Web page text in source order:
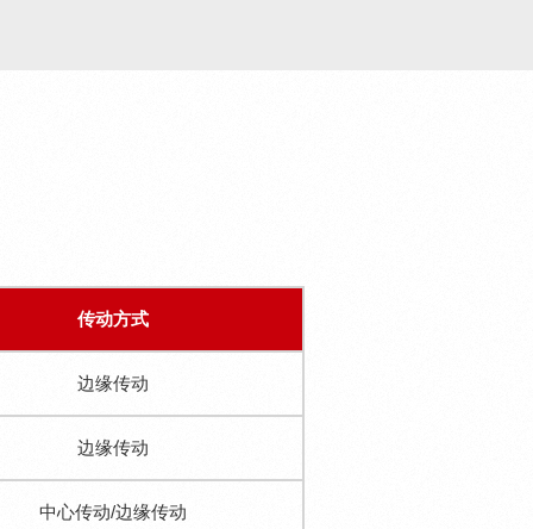
传动方式
边缘传动
边缘传动
中心传动/边缘传动